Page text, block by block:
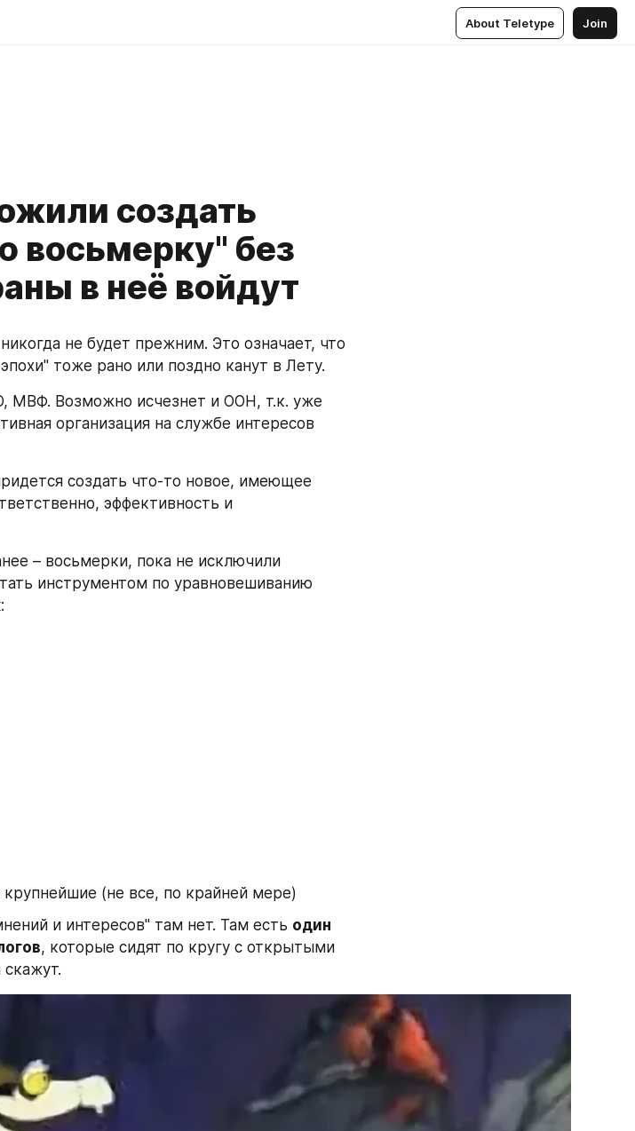
About Teletype Join
создать
восьмерку" без
в неё войдут
не будет прежним. Это означает, что
тоже рано или поздно канут в Лету.
МВФ. Возможно исчезнет и ООН, т.к. уже
организация на службе интересов
создать что-то новое, имеющее
эффективность и
– восьмерки, пока не исключили
инструментом по уравновешиванию
:
(не все, по крайней мере)
и интересов" там нет. Там есть один
, которые сидят по кругу с открытыми